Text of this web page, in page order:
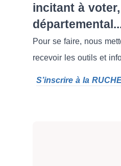
incitant à
Pour se faire, nous
recevoir les outils et
S’inscrire à la